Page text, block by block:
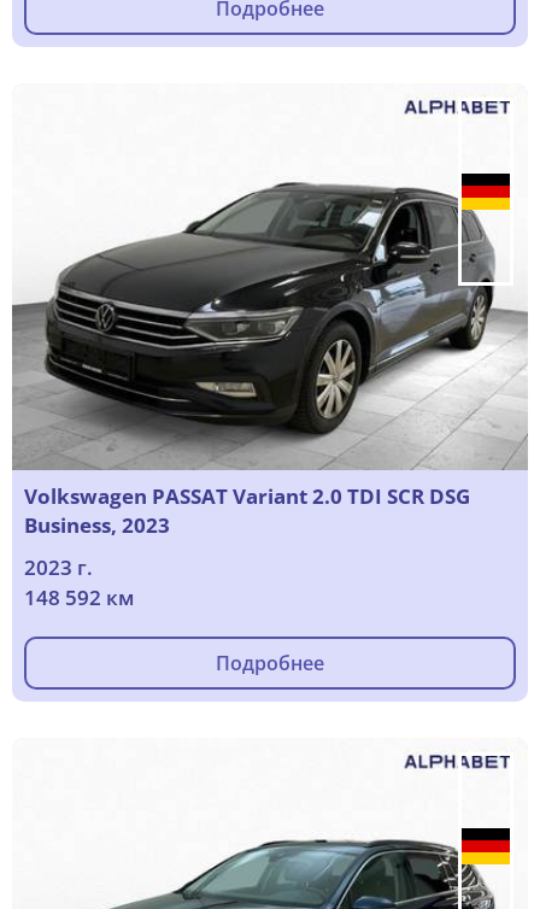
Подробнее
Volkswagen PASSAT Variant 2.0 TDI SCR DSG
Business, 2023
2023 г.
148 592 км
Подробнее